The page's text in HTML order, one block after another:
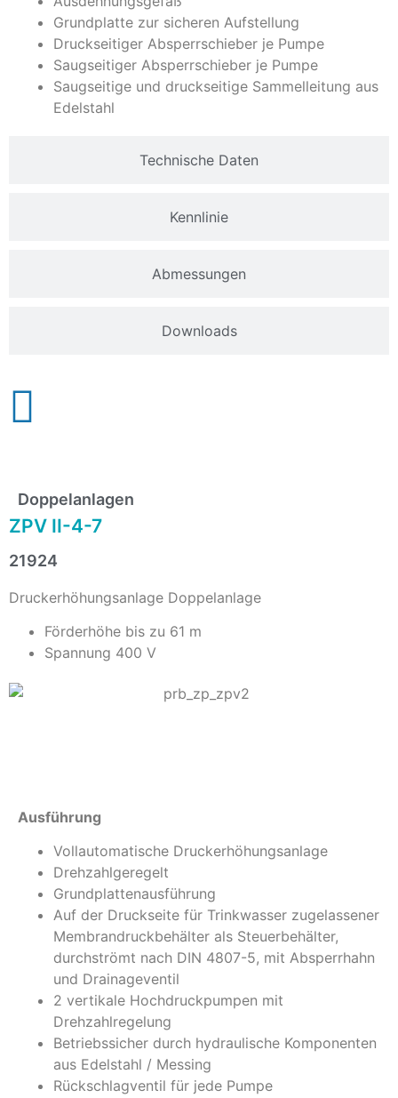
Technische Daten
Kennlinie
Abmessungen
Downloads
Grundplatte zur sicheren Aufstellung
Druckseitiger Absperrschieber je Pumpe
Saugseitiger Absperrschieber je Pumpe
Saugseitige und druckseitige Sammelleitung aus
Edelstahl
Doppelanlagen
ZPV II-4-7
21924
Druckerhöhungsanlage Doppelanlage
Förderhöhe bis zu 61 m
Spannung 400 V
Ausführung
Vollautomatische Druckerhöhungsanlage
Drehzahlgeregelt
Grundplattenausführung
Auf der Druckseite für Trinkwasser zugelassener
Membrandruckbehälter als Steuerbehälter,
durchströmt nach DIN 4807-5, mit Absperrhahn
und Drainageventil
2 vertikale Hochdruckpumpen mit
Drehzahlregelung
Betriebssicher durch hydraulische Komponenten
aus Edelstahl / Messing
Rückschlagventil für jede Pumpe